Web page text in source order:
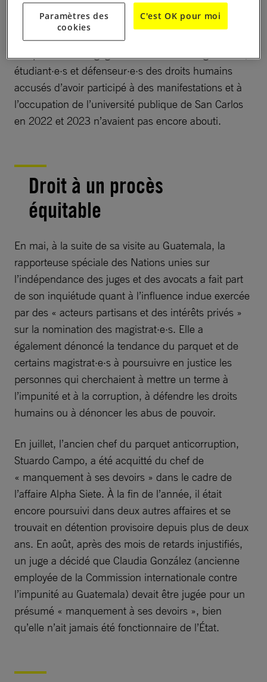
auxquelles ils avaient droit. Le troisième, Esteban
Toc, était quant à lui assigné à résidence.
étudiant·e·s et défenseur·e·s des droits humains
accusés d’avoir participé à des manifestations et à
l’occupation de l’université publique de San Carlos
en 2022 et 2023 n’avaient pas encore abouti.
Droit à un procès
équitable
En mai, à la suite de sa visite au Guatemala, la
rapporteuse spéciale des Nations unies sur
l’indépendance des juges et des avocats a fait part
de son inquiétude quant à l’influence indue exercée
par des « acteurs partisans et des intérêts privés »
sur la nomination des magistrat·e·s. Elle a
également dénoncé la tendance du parquet et de
certains magistrat·e·s à poursuivre en justice les
personnes qui cherchaient à mettre un terme à
l’impunité et à la corruption, à défendre les droits
humains ou à dénoncer les abus de pouvoir.
En juillet, l’ancien chef du parquet anticorruption,
Stuardo Campo, a été acquitté du chef de
« manquement à ses devoirs » dans le cadre de
l’affaire Alpha Siete. À la fin de l’année, il était
encore poursuivi dans deux autres affaires et se
trouvait en détention provisoire depuis plus de deux
ans. En août, après des mois de retards injustifiés,
un juge a décidé que Claudia González (ancienne
employée de la Commission internationale contre
l’impunité au Guatemala) devait être jugée pour un
présumé « manquement à ses devoirs », bien
qu’elle n’ait jamais été fonctionnaire de l’État.
Paramètres des
cookies
C'est OK pour moi